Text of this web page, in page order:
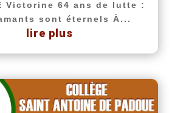
Victorine 64 ans de lutte :
sont éternels À...
lire plus